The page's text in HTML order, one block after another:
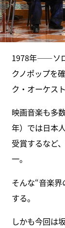
1978年――ソ
クノポップを
ク・オーケス
映画音楽も多
年）では日本
受賞するなど
一。
そんな“音楽
する。
しかも今回は